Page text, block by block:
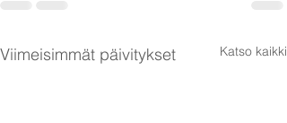
Viimeisimmät päivitykset Katso kaikki